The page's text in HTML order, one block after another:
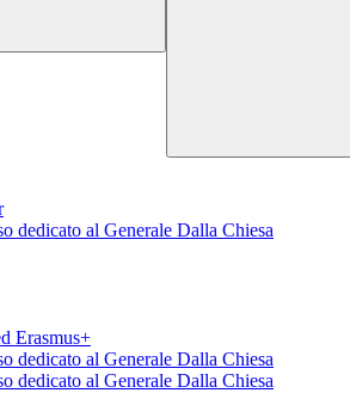
dedicato al Generale Dalla Chiesa
Erasmus+
dedicato al Generale Dalla Chiesa
dedicato al Generale Dalla Chiesa